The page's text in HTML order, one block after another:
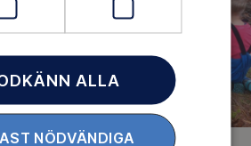
ALLA
NÖDVÄNDIGA